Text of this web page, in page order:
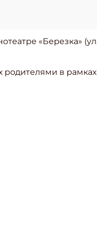
«Березка»
родителями в рамках